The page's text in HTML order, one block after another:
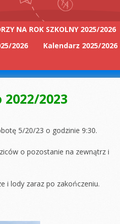
NA ROK SZKOLNY 2025/2026
2026 Kalendarz 2025/2026
2023
5/20/23 o godzinie 9:30.
o pozostanie na zewnątrz i
i lody zaraz po zakończeniu.